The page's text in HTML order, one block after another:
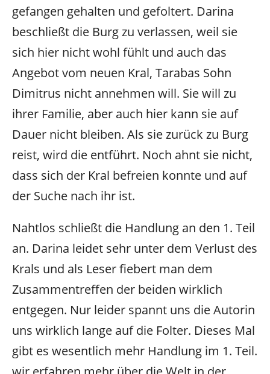
gefangen gehalten und gefoltert. Darina
beschließt die Burg zu verlassen, weil sie
sich hier nicht wohl fühlt und auch das
Angebot vom neuen Kral, Tarabas Sohn
Dimitrus nicht annehmen will. Sie will zu
ihrer Familie, aber auch hier kann sie auf
Dauer nicht bleiben. Als sie zurück zu Burg
reist, wird die entführt. Noch ahnt sie nicht,
dass sich der Kral befreien konnte und auf
der Suche nach ihr ist.
Nahtlos schließt die Handlung an den 1. Teil
an. Darina leidet sehr unter dem Verlust des
Krals und als Leser fiebert man dem
Zusammentreffen der beiden wirklich
entgegen. Nur leider spannt uns die Autorin
uns wirklich lange auf die Folter. Dieses Mal
gibt es wesentlich mehr Handlung im 1. Teil.